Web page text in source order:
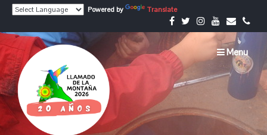
Skip
content
Powered by Translate
Menu